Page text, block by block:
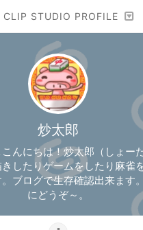
CLIP STUDIO PROFILE
炒太郎
んにちは！炒太郎（しょーた
したりゲームをしたり麻雀
ブログで生存確認出来ます
にどうぞ～。